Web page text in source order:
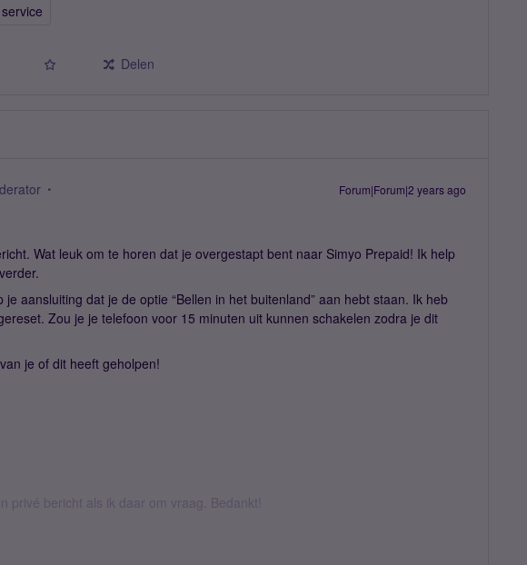
Delen
Forum|Forum|2 years ago
Wat leuk om te horen dat je overgestapt bent naar Simyo Prepaid! Ik help
je aansluiting dat je de optie “Bellen in het buitenland” aan hebt staan. Ik heb
Zou je je telefoon voor 15 minuten uit kunnen schakelen zodra je dit
je of dit heeft geholpen!
privé bericht als ik daar om vraag. Bedankt!